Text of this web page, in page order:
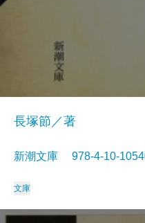
長塚節／著
新潮文庫 978-4-10-
文庫